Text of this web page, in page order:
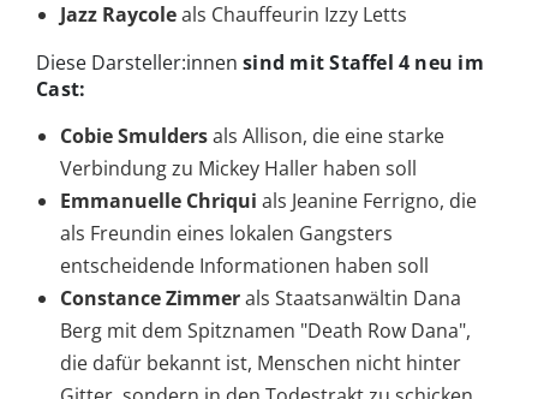
Jazz Raycoleals Chauffeurin Izzy Letts
Diese Darsteller:innen sind mit Staffel 4 neu im
Cast:
Cobie Smuldersals Allison, die eine starke
Verbindung zu Mickey Haller haben soll
Emmanuelle Chriqui als Jeanine Ferrigno, die
als Freundin eines lokalen Gangsters
entscheidende Informationen haben soll
Constance Zimmerals Staatsanwältin Dana
Berg mit dem Spitznamen "Death Row Dana",
die dafür bekannt ist, Menschen nicht hinter